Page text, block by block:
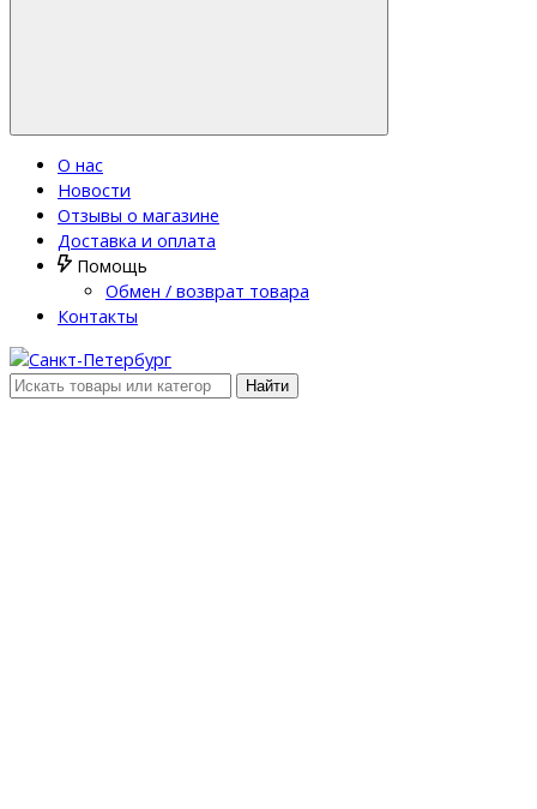
О нас
Новости
Отзывы о магазине
Доставка и оплата
Помощь
Обмен / возврат товара
Контакты
Найти